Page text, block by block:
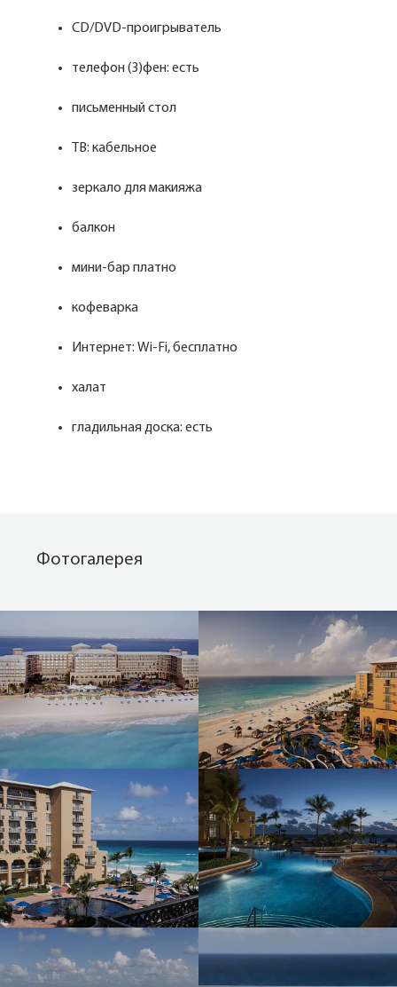
CD/DVD-проигрыватель
телефон (3)фен: есть
письменный стол
ТВ: кабельное
зеркало для макияжа
балкон
мини-бар платно
кофеварка
Интернет: Wi-Fi, бесплатно
халат
гладильная доска: есть
Фотогалерея